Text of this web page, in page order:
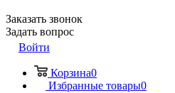
Заказать звонок
Задать вопрос
Войти
Корзина0
Избранные товары0